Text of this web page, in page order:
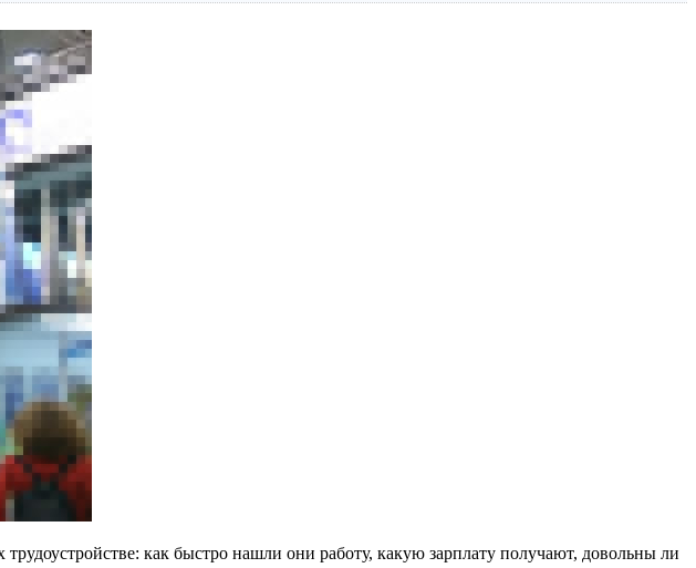
как быстро нашли они работу, какую зарплату получают, довольны ли